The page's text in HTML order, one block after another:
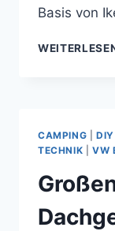
Basis von
CAMPING DIY
TECHNIK
VW